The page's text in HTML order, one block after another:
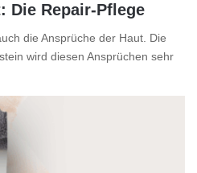
Die Repair-Pflege
die Ansprüche der Haut. Die
wird diesen Ansprüchen sehr